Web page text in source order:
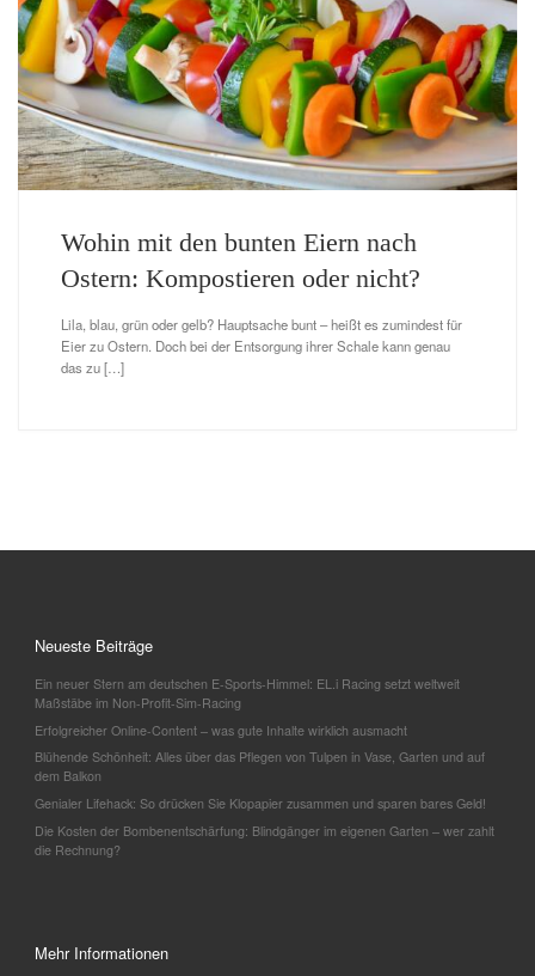
Wohin mit den bunten Eiern nach
Ostern: Kompostieren oder nicht?
Lila, blau, grün oder gelb? Hauptsache bunt – heißt es zumindest für
Eier zu Ostern. Doch bei der Entsorgung ihrer Schale kann genau
das zu […]
Neueste Beiträge
Ein neuer Stern am deutschen E-Sports-Himmel: EL.i Racing setzt weltweit
Maßstäbe im Non-Profit-Sim-Racing
Erfolgreicher Online-Content – was gute Inhalte wirklich ausmacht
Blühende Schönheit: Alles über das Pflegen von Tulpen in Vase, Garten und auf
dem Balkon
Genialer Lifehack: So drücken Sie Klopapier zusammen und sparen bares Geld!
Die Kosten der Bombenentschärfung: Blindgänger im eigenen Garten – wer zahlt
die Rechnung?
Mehr Informationen